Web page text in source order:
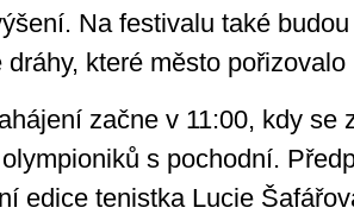
Na festivalu také
které město pořizovalo
začne v 11:00, kdy se
s pochodní.
edice tenistka Lucie